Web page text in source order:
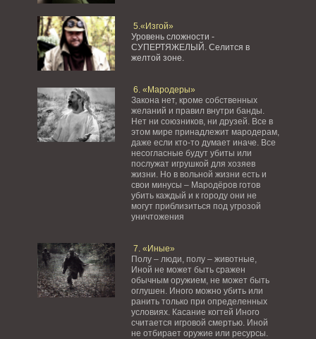
5.«Изгой»
Уровень сложности -
СУПЕРТЯЖЕЛЫЙ. Селится в
желтой зоне.
6. «Мародеры»
Закона нет, кроме собственных
желаний и правил внутри банды.
Нет ни союзников, ни друзей. Все в
этом мире принадлежит мародерам,
даже если кто-то думает иначе. Все
несогласные будут убиты или
послужат игрушкой для хозяев
жизни. Но в вольной жизни есть и
свои минусы – Мародёров готов
убить каждый и к городу они не
могут приблизиться под угрозой
уничтожения
7. «Иные»
Полу – люди, полу – животные,
Иной не может быть сражен
обычным оружием, не может быть
оглушен. Иного можно убить или
ранить только при определенных
условиях. Касание когтей Иного
считается игровой смертью. Иной
не отбирает оружие или ресурсы.